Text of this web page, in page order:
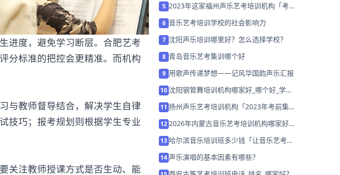
度，避免学习断层。合肥艺考
分标准的把控会更精准。而机构
教师督导结合，解决学生自律
技巧；报考规划则根据学生专业
关注教师授课方式是否生动、能
5 2023年这家福州声乐艺考培训机构「考前
6 音乐艺考培训学校的社会影响力
7 沈阳声乐培训哪里好？怎么选择学校？
8 青岛音乐艺考集训哪个好
9 用歌声传递梦想——记风华国韵声乐汇报
10沈阳钢管舞培训机构哪家好_哪个好_学费
11 扬州声乐艺考培训机构「2023年考前集训
122026年内蒙古音乐艺考培训机构哪家好
13 哈尔滨音乐培训班多少钱「让音乐艺考变
14 声乐演唱的基本因素有哪些？